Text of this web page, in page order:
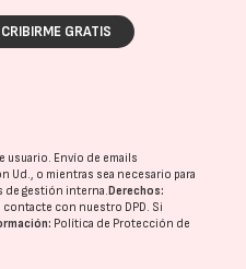
GRATIS
usuario. Envío de emails
Ud., o mientras sea necesario para
de gestión interna. Derechos:
contacte con nuestro DPD. Si
Política de Protección de